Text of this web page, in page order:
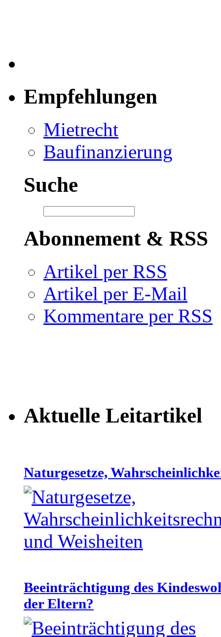
Empfehlungen
Mietrecht
Baufinanzierung
Suche
Abonnement & RSS
Artikel per RSS
Artikel per E-Mail
Kommentare per RSS
Aktuelle Leitartikel
Naturgesetze,
Beeinträchtigung des
der Eltern?